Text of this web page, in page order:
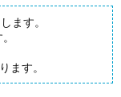
ます。
ます。